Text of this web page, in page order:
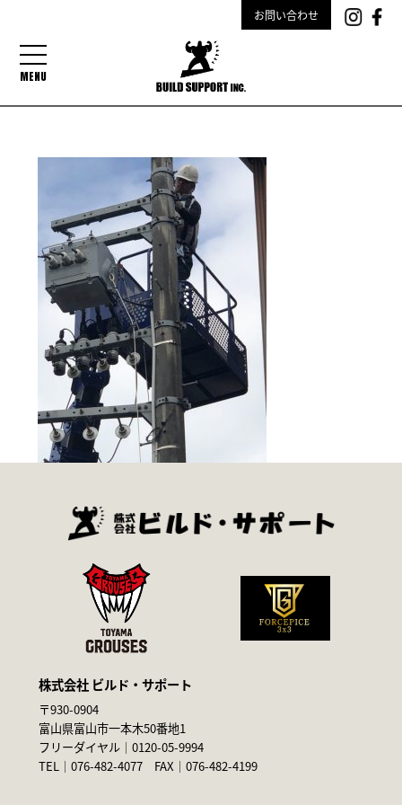
お問い合わせ
MENU
株式会社 ビルド・サポート
〒930-0904
富山県富山市一本木50番地1
フリーダイヤル｜0120-05-9994
TEL｜076-482-4077 FAX｜076-482-4199